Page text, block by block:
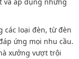
các loại đèn, từ đèn
ứng mọi nhu cầu.
xưởng vượt trội